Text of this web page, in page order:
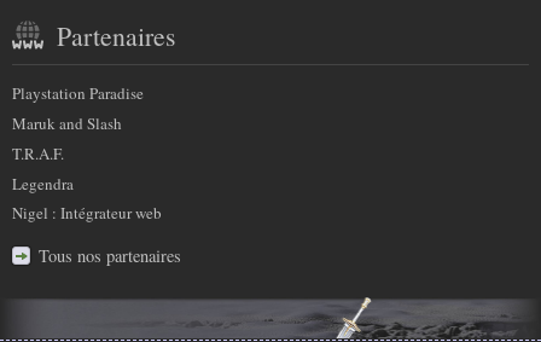
Partenaires
Playstation Paradise
Maruk and Slash
T.R.A.F.
Legendra
Nigel : Intégrateur web
Tous nos partenaires